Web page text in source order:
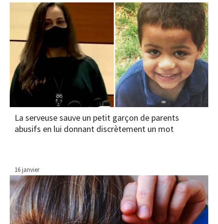
La serveuse sauve un petit garçon de parents
abusifs en lui donnant discrètement un mot
16 janvier